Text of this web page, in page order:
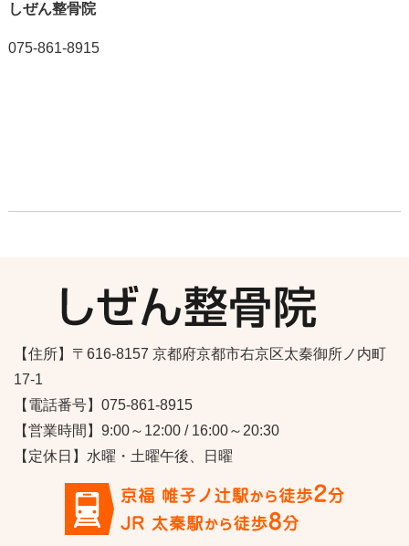
しぜん整骨院
075-861-8915
【住所】〒616-8157 京都府京都市右京区太秦御所ノ内町
17-1
【電話番号】075-861-8915
【営業時間】9:00～12:00 / 16:00～20:30
【定休日】水曜・土曜午後、日曜